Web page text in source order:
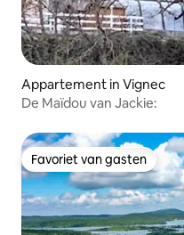
Appartement in Vignec
De Maïdou van Jackie:
Favoriet van gasten
Favoriet van gasten